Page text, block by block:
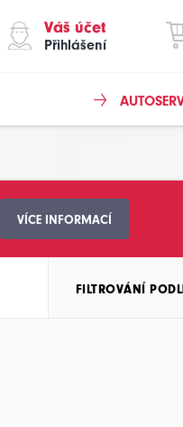
Váš účet
Přihlášení
VÍCE INFORMACÍ
FILTROVÁNÍ